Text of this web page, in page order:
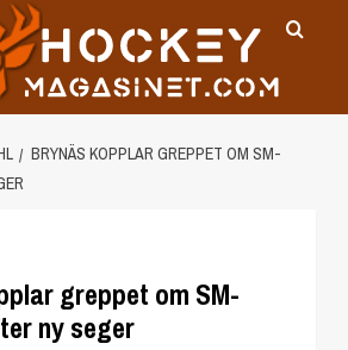
BRYNÄS KOPPLAR GREPPET OM SM-
greppet om SM-
ny seger